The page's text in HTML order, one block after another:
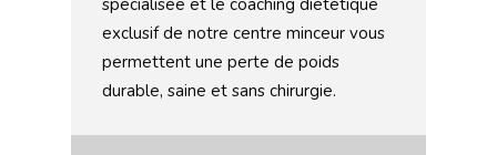
exclusif de notre centre minceur vous
permettent une perte de poids
durable, saine et sans chirurgie.